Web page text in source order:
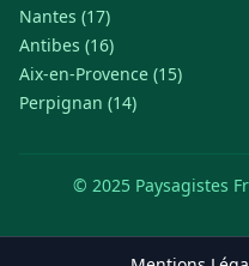
Nantes (17)
Antibes (16)
Aix-en-Provence (15)
Perpignan (14)
© 2025 Paysagistes